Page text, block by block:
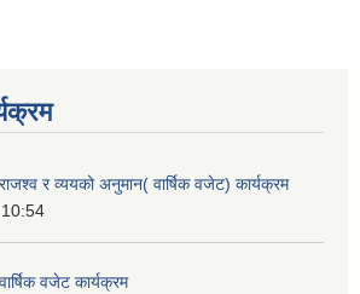
र व्ययको अनुमान( वार्षिक वजेट) कार्यक्रम
वजेट कार्यक्रम